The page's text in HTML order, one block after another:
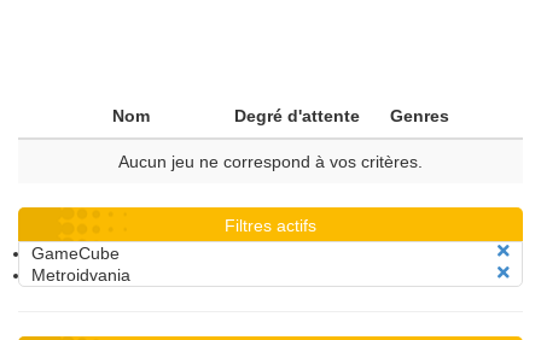
Nom Degré d'attente Genres
Aucun jeu ne correspond à vos critères.
Filtres actifs
GameCube
Metroidvania